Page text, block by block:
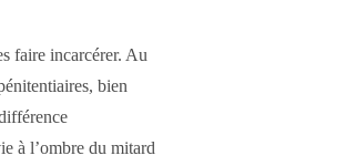
faire incarcérer. Au
bien
à l’ombre du mitard